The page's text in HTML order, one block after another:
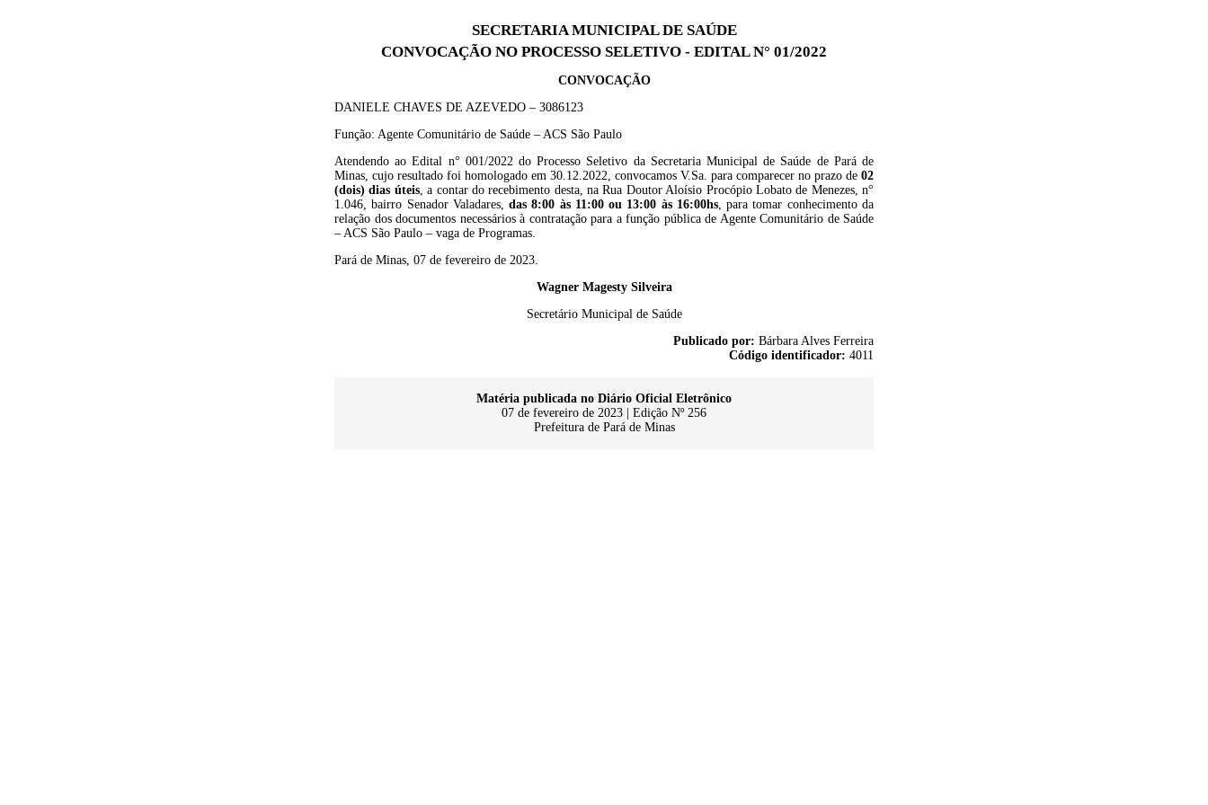
SECRETARIA MUNICIPAL DE SAÚDE
CONVOCAÇÃO NO PROCESSO SELETIVO - EDITAL N° 01/2022
CONVOCAÇÃO
DANIELE CHAVES DE AZEVEDO – 3086123
Função: Agente Comunitário de Saúde – ACS São Paulo
Atendendo ao Edital n° 001/2022 do Processo Seletivo da Secretaria Municipal de Saúde de Pará de
Minas, cujo resultado foi homologado em 30.12.2022, convocamos V.Sa. para comparecer no prazo de 02
(dois) dias úteis, a contar do recebimento desta, na Rua Doutor Aloísio Procópio Lobato de Menezes, n°
1.046, bairro Senador Valadares,das 8:00 às 11:00 ou 13:00 às 16:00hs, para tomar conhecimento da
relação dos documentos necessários à contratação para a função pública de Agente Comunitário de Saúde
– ACS São Paulo – vaga de Programas.
Pará de Minas, 07 de fevereiro de 2023.
Wagner Magesty Silveira
Secretário Municipal de Saúde
Publicado por: Bárbara Alves Ferreira
Código identificador: 4011
Matéria publicada no Diário Oficial Eletrônico
07 de fevereiro de 2023 | Edição Nº 256
Prefeitura de Pará de Minas